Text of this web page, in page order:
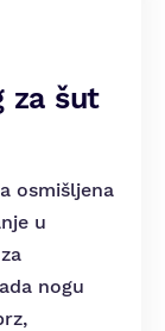
za šut
osmišljena
u
nogu